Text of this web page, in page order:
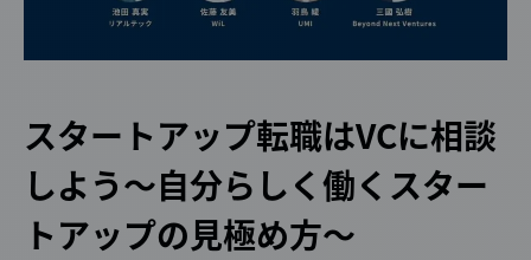
スタートアップ転職はVCに相談
しよう～自分らしく働くスター
トアップの見極め方～